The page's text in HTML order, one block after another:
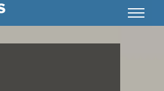
Menu